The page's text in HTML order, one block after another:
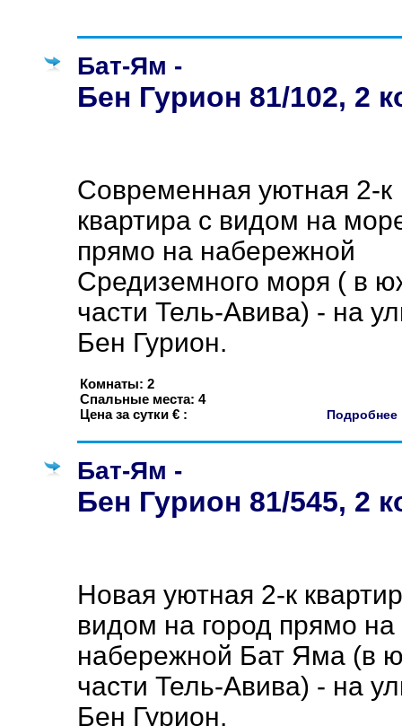
Бат-Ям -
Бен Гурион 81/102, 2
Современная уютная 2-к
квартира с видом на
прямо на набережной
Средиземного моря ( в
части Тель-Авива) - на
Бен Гурион.
Комнаты: 2
Спальные места: 4
Цена за сутки € :
Бат-Ям -
Бен Гурион 81/545, 2
Новая уютная 2-к
видом на город прямо на
набережной Бат Яма (в
части Тель-Авива) - на
Бен Гурион.